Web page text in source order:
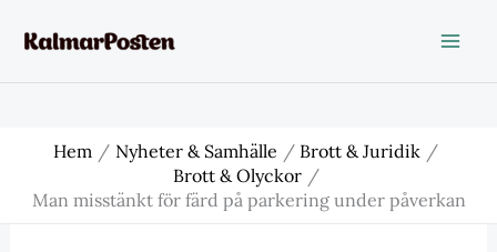
Hem Nyheter & Samhälle
Brott & Juridik
Brott & Olyckor
Man misstänkt för färd på parkering under påverkan